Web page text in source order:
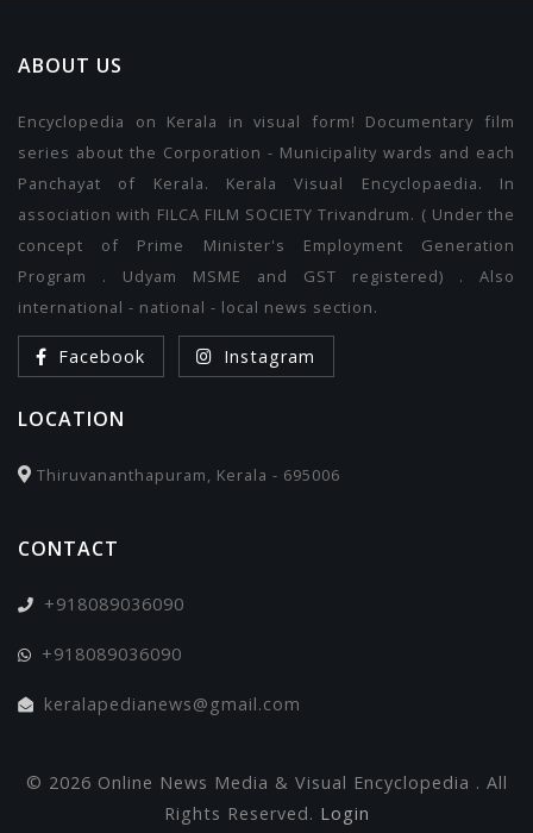
ABOUT US
Encyclopedia on Kerala in visual form! Documentary film
series about the Corporation - Municipality wards and each
Panchayat of Kerala. Kerala Visual Encyclopaedia. In
association with FILCA FILM SOCIETY Trivandrum. ( Under the
concept of Prime Minister's Employment Generation
Program . Udyam MSME and GST registered) . Also
international - national - local news section.
Facebook Instagram
LOCATION
Thiruvananthapuram, Kerala - 695006
CONTACT
+918089036090
+918089036090
keralapedianews@gmail.com
© 2026 Online News Media & Visual Encyclopedia . All
Rights Reserved. Login